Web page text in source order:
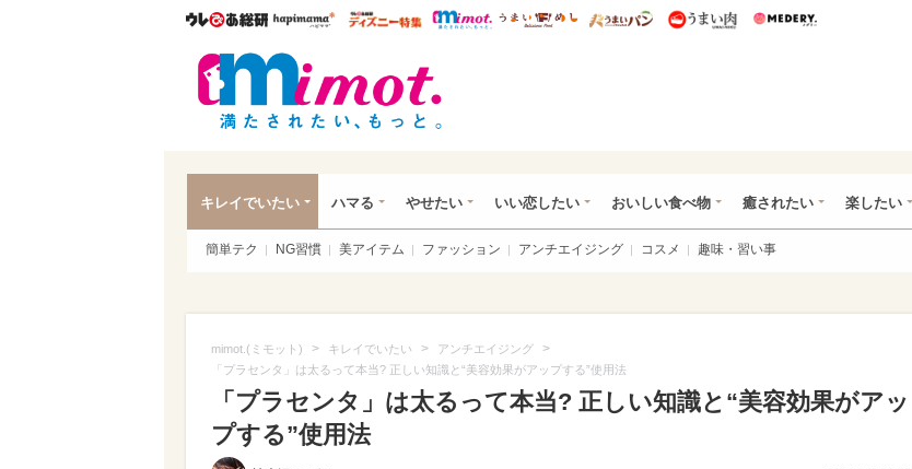
ウレぴあ総研ハピママ* ウレぴあ総研 ディズニー特集
mimot. うまいめし うまいパン うまい肉
キレイでいたい ハマる やせたい いい恋したい おいしい食べ物 癒されたい 楽したい
簡単テク NG習慣 美アイテム ファッション アンチエイジング コスメ 趣味・習い事
mimot.(ミモット) > キレイでいたい > アンチエイジング >
「プラセンタ」は太るって本当? 正しい知識と“美容効果がアップする”使用法
「プラセンタ」は太るって本当? 正しい知識と“美容効果がアッ
プする”使用法